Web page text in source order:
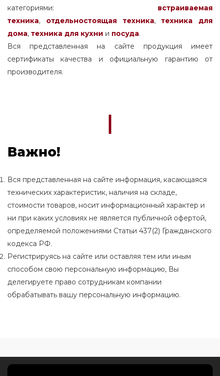
категориями: встраиваемая
техника, отдельностоящаятехника,
техника для
дома, техника для кухни и посуда.
Вся представленная на сайте продукция имеет
сертификаты качества и официальную гарантию от
производителя.
Важно!
Вся представленная на сайте информация, касающаяся
технических характеристик, наличия на складе,
стоимости товаров, носит информационный характер и
ни при каких условиях не является публичной офертой,
определяемой положениями Статьи 437(2) Гражданского
кодекса РФ.
Регистрируясь на сайте или оставляя тем или иным
способом свою персональную информацию, Вы
делегируете право сотрудникам компании
обрабатывать вашу персональную информацию.